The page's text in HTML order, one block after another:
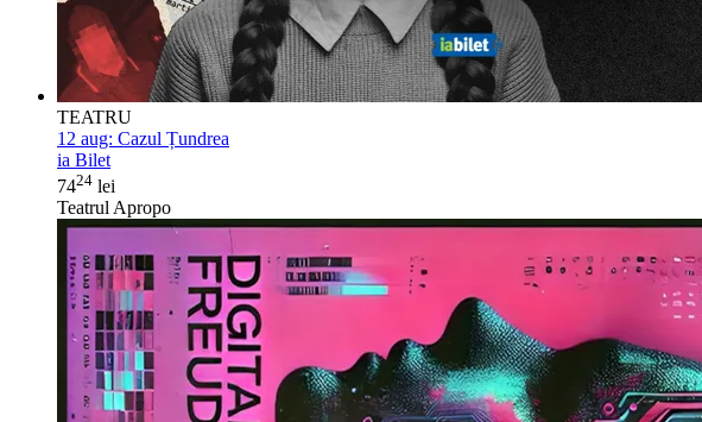
TEATRU
12 aug: Cazul Țundrea
ia Bilet
7424 lei
Teatrul Apropo